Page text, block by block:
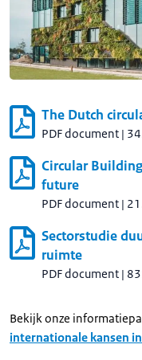
The Dutch
PDF document |
Circular
future
PDF document |
Sectorstudie
ruimte
PDF document |
Bekijk onze
internationale kansen